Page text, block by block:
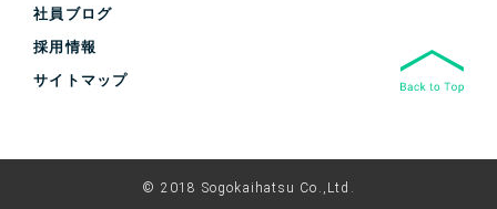
社員ブログ
採用情報
サイトマップ
© 2018 Sogokaihatsu Co.,Ltd.